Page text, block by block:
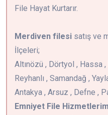
File Hayat Kurtarır.
Merdiven filesi satış ve
İlçeleri;
Altınözü , Dörtyol , Hassa ,
Reyhanlı , Samandağ ,
Antakya , Arsuz , Defne ,
Emniyet File